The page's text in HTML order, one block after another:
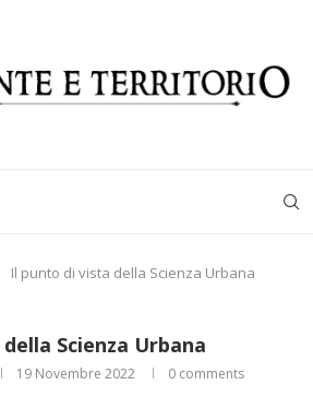
Il punto di vista della Scienza Urbana
Scienza Urbana
19 Novembre 2022 0 comments